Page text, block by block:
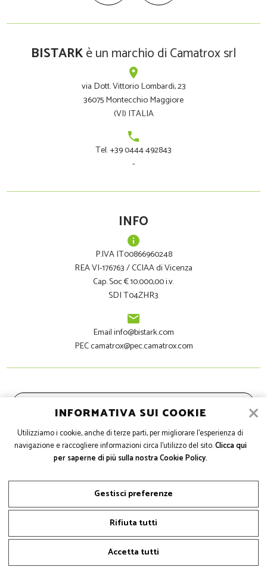
BISTARKè un marchio di Camatrox srl
place
via Dott. Vittorio Lombardi, 23
36075 Montecchio Maggiore
(VI) ITALIA
phone
Tel. +39 0444 492843
-
INFO
info
P.IVA IT00866960248
REA VI-176763 / CCIAA di Vicenza
Cap. Soc € 10.000,00 i.v.
SDI T04ZHR3
email
Email info@bistark.com
PEC camatrox@pec.camatrox.com
PRIVACY
GESTISCI COOKIE
INFORMATIVA SUI COOKIE
Utilizziamo i cookie, anche di terze parti, per migliorare l'esperienza di
navigazione e raccogliere informazioni circa l'utilizzo del sito.Clicca qui
per saperne di più sulla nostra Cookie Policy.
Gestisci preferenze
Rifiuta tutti
Accetta tutti